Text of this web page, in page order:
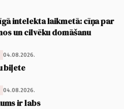
intelekta laikmetā: cīņa par
un cilvēku domāšanu
04.08.2026.
biļete
04.08.2026.
ir labs